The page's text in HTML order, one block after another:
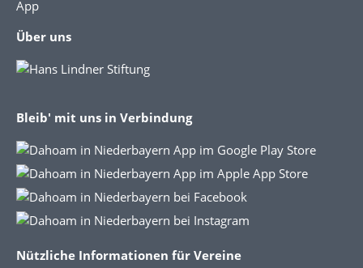
App
Über uns
Bleib' mit uns in Verbindung
Nützliche Informationen für Vereine